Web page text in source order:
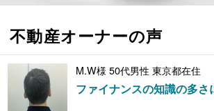
不動産オーナーの声
M.W様 50代男性 東京都在住
ファイナンスの知識の多さ